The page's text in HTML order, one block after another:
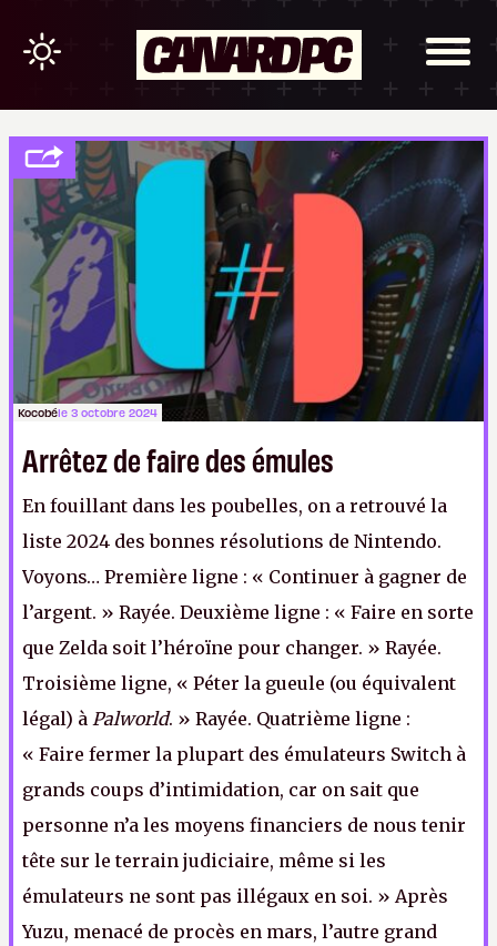
Kocobéle 3 octobre 2024
Arrêtez de faire des émules
En fouillant dans les poubelles, on a retrouvé la
liste 2024 des bonnes résolutions de Nintendo.
Voyons… Première ligne : « Continuer à gagner de
l’argent. » Rayée. Deuxième ligne : « Faire en sorte
que Zelda soit l’héroïne pour changer. » Rayée.
Troisième ligne, « Péter la gueule (ou équivalent
légal) à Palworld. » Rayée. Quatrième ligne :
« Faire fermer la plupart des émulateurs Switch à
grands coups d’intimidation, car on sait que
personne n’a les moyens financiers de nous tenir
tête sur le terrain judiciaire, même si les
émulateurs ne sont pas illégaux en soi. » Après
Yuzu, menacé de procès en mars, l’autre grand